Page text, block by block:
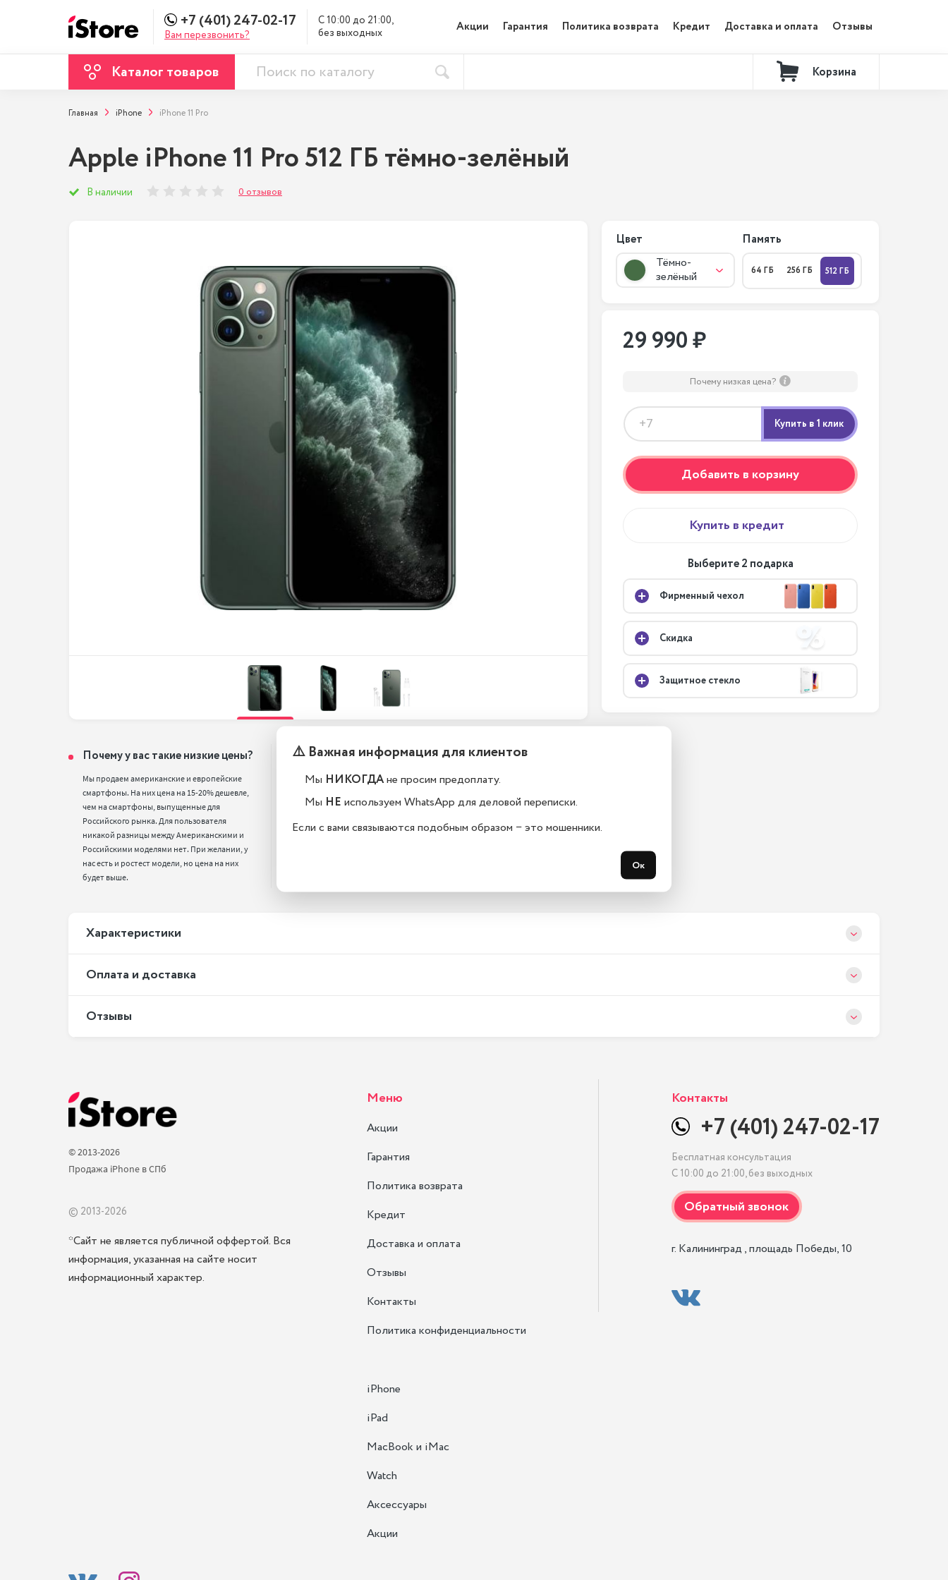
+7 (401) 247-02-17
Вам перезвонить?
С 10:00 до 21:00,
без выходных
Акции Гарантия Политика возврата Кредит Доставка и оплата Отзывы
Контакты
Каталог товаров Корзина
Главная iPhone iPhone 11 Pro
Apple iPhone 11 Pro 512 ГБ тёмно-зелёный
В наличии 0 отзывов
Цвет
Тёмно-
зелёный
Память
64 ГБ 256 ГБ 512 ГБ
29 990 ₽
Почему низкая цена?
Добавить в корзину
Купить в кредит
Выберите 2 подарка
Фирменный чехол
Скидка
Защитное стекло
Почему у вас такие низкие цены?
Мы продаем американские и европейские
смартфоны. На них цена на 15-20% дешевле,
чем на смартфоны, выпущенные для
Российского рынка. Для пользователя
никакой разницы между Американскими и
Российскими моделями нет. При желании, у
нас есть и ростест модели, но цена на них
будет выше.
Телефоны новые или
восстановленные?
Все телефоны в kaliningrad.istoreapple.ru
полностью оригинальные, с полной
стандартной комплектацией.
Какой срок гарантии?
На всю технику, представленную у нас на
дней. Обмен и возврат возможен в течени
Xарактеристики
Оплата и доставка
Отзывы
© 2013-2026
Продажа iPhone в СПб
© 2013-2026
*Сайт не является публичной оффертой. Вся
информация, указанная на сайте носит
информационный характер.
Меню
Акции
Гарантия
Политика возврата
Кредит
Доставка и оплата
Отзывы
Контакты
Политика конфиденциальности
iPhone
iPad
MacBook и iMac
Watch
Аксессуары
Акции
Контакты
+7 (401) 247-02-17
Бесплатная консультация
С 10:00 до 21:00, без выходных
г. Калининград , площадь Победы, 10
⚠️ Важная информация для клиентов
Мы НИКОГДАне просим предоплату.
Мы НЕ используем WhatsApp для деловой переписки.
Если с вами связываются подобным образом − это мошенники.
Ок